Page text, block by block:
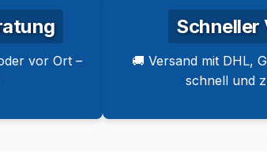
vor Ort –
Schneller
🚚 Versand mit DHL,
schnell und